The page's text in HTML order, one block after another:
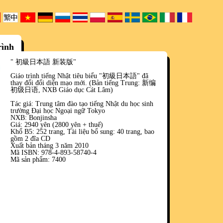
" 初級日本語 新装版"
Giáo trình tiếng Nhật tiêu biểu "初級日本語" đã
thay đổi đổi diện mạo mới. (Bản tiếng Trung: 新编
初级日语, NXB Giáo dục Cát Lâm)
Tác giá: Trung tâm đào tạo tiếng Nhật du học sinh
trường Đại học Ngoại ngữ Tokyo
NXB: Bonjinsha
Giá: 2940 yên (2800 yên + thuế)
Khổ B5: 252 trang, Tài liệu bổ sung: 40 trang, bao
gồm 2 đĩa CD
Xuất bản tháng 3 năm 2010
Mã ISBN: 978-4-893-58740-4
Mã sản phẩm: 7400